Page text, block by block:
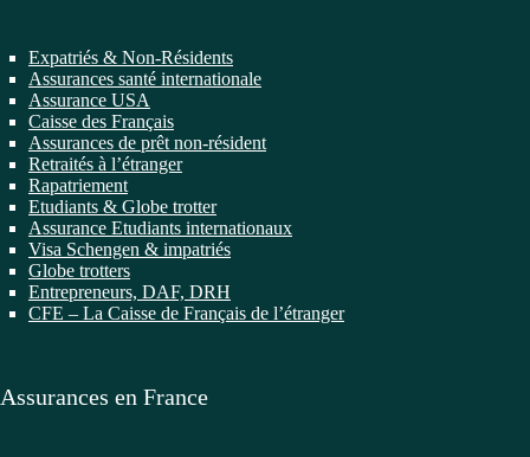
Expatriés & Non-Résidents
Assurances santé internationale
Assurance USA
Caisse des Français
Assurances de prêt non-résident
Retraités à l’étranger
Rapatriement
Etudiants & Globe trotter
Assurance Etudiants internationaux
Visa Schengen & impatriés
Globe trotters
Entrepreneurs, DAF, DRH
CFE – La Caisse de Français de l’étranger
Assurances en France